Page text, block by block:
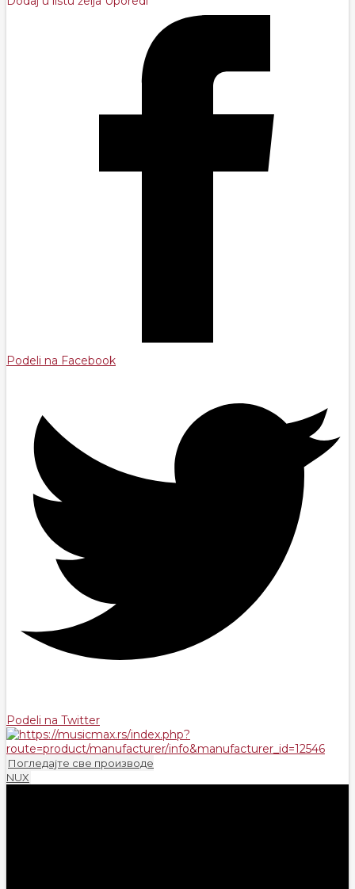
Podeli na Facebook
Podeli na Twitter
Погледајте све производе
NUX